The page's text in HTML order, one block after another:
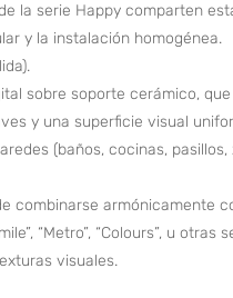
la serie Happy comparten
y la instalación homogénea.
sobre soporte cerámico,
y una superficie visual
(baños, cocinas, pasillos,
combinarse armónicamente
“Metro”, “Colours”, u otras
visuales.